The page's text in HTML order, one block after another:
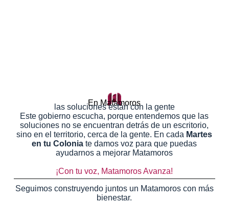
En Matamoros
las soluciones están con la gente
Este gobierno escucha, porque entendemos que las
soluciones no se encuentran detrás de un escritorio,
sino en el territorio, cerca de la gente. En cada Martes
en tu Colonia te damos voz para que puedas
ayudarnos a mejorar Matamoros
¡Con tu voz, Matamoros Avanza!
Seguimos construyendo juntos un Matamoros con más
bienestar.